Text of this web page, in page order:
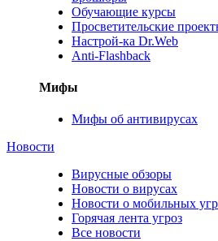
Обучающие курсы
Просветительские
Настрой-ка Dr.Web
Anti-Flashback
Мифы
Мифы об антивирусах
Новости
Вирусные обзоры
Новости о вирусах
Новости о мобильных
Горячая лента угроз
Все новости